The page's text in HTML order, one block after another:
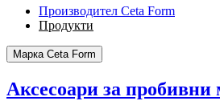
Производител Ceta Form
Продукти
Марка Ceta Form
Аксесоари за